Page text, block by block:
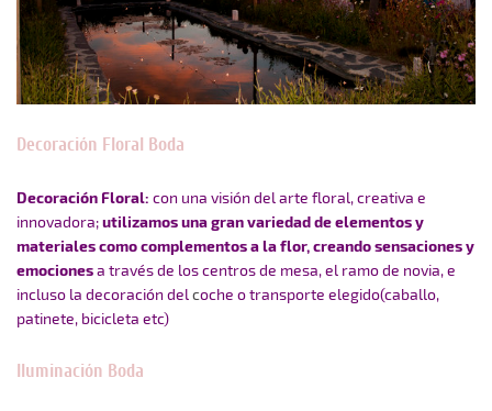
Decoración Floral Boda
Decoración Floral: con una visión del arte floral, creativa e
innovadora;utilizamos una gran variedad de elementos y
materiales como complementos a la flor, creando sensaciones y
emocionesa través de los centros de mesa, el ramo de novia, e
incluso la decoración del coche o transporte elegido(caballo,
patinete, bicicleta etc)
Iluminación Boda